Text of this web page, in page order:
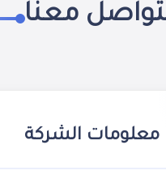
معنا
معلومات الشركة